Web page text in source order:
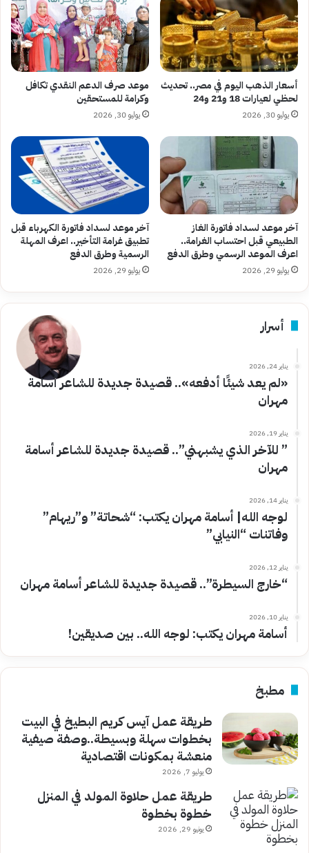
أسعار الذهب اليوم في مصر.. تحديث
لحظي لعيارات 18 و21 و24
يوليو 30, 2026
موعد صرف الدعم النقدي تكافل
وكرامة للمستحقين
يوليو 30, 2026
آخر موعد لسداد فاتورة الغاز
الطبيعي قبل احتساب الغرامة..
اعرف الموعد الرسمي وطرق الدفع
يوليو 29, 2026
آخر موعد لسداد فاتورة الكهرباء قبل
تطبيق غرامة التأخير.. اعرف المهلة
الرسمية وطرق الدفع
يوليو 29, 2026
أسرار
يناير 24, 2026
«لم يعد شيئًا أدفعه».. قصيدة جديدة للشاعر أسامة
مهران
يناير 19, 2026
” للآخر الذي يشبهني”.. قصيدة جديدة للشاعر أسامة
مهران
يناير 14, 2026
لوجه الله| أسامة مهران يكتب: “شحاتة” و”ريهام”
وفاتنات “النيابي”
يناير 12, 2026
“خارج السيطرة”.. قصيدة جديدة للشاعر أسامة مهران
يناير 10, 2026
أسامة مهران يكتب: لوجه الله.. بين صديقين!
مطبخ
طريقة عمل آيس كريم البطيخ في البيت
بخطوات سهلة وبسيطة..وصفة صيفية
منعشة بمكونات اقتصادية
يوليو 7, 2026
طريقة عمل حلاوة المولد في المنزل
خطوة بخطوة
يونيو 29, 2026